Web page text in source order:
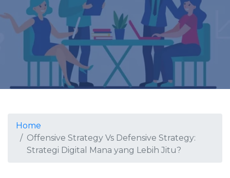
Home
Offensive Strategy Vs Defensive Strategy:
Strategi Digital Mana yang Lebih Jitu?